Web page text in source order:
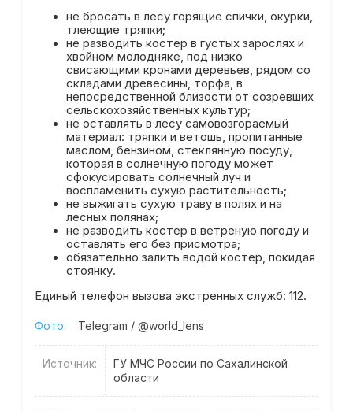
не бросать в лесу горящие спички, окурки,
тлеющие тряпки;
не разводить костер в густых зарослях и
хвойном молодняке, под низко
свисающими кронами деревьев, рядом со
складами древесины, торфа, в
непосредственной близости от созревших
сельскохозяйственных культур;
не оставлять в лесу самовозгораемый
материал: тряпки и ветошь, пропитанные
маслом, бензином, стеклянную посуду,
которая в солнечную погоду может
сфокусировать солнечный луч и
воспламенить сухую растительность;
не выжигать сухую траву в полях и на
лесных полянах;
не разводить костер в ветреную погоду и
оставлять его без присмотра;
обязательно залить водой костер, покидая
стоянку.
Единый телефон вызова экстренных служб: 112.
Фото: Telegram / @world_lens
Источник:
ГУ МЧС России по Сахалинской
области